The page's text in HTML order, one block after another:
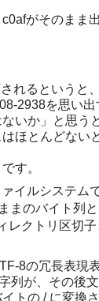
がそのまま
れるというと
2938を思い
いか」と思う
ほとんどない
す。
イルシステムで
まのバイト列
レクトリ区切子
8の冗長表現
列が、その後
トの / に変換